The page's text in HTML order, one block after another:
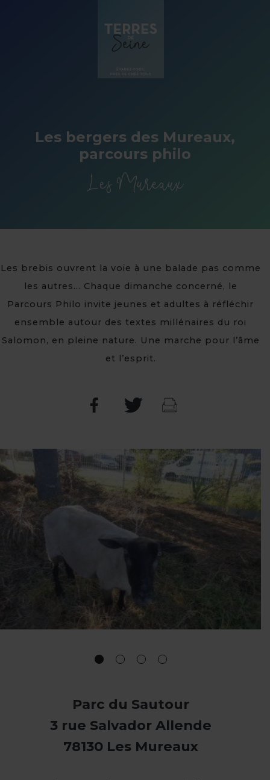
Les bergers des Mureaux,
parcours philo
Les Mureaux
Les brebis ouvrent la voie à une balade pas comme
les autres… Chaque dimanche concerné, le
Parcours Philo invite jeunes et adultes à réfléchir
ensemble autour des textes millénaires du roi
Salomon, en pleine nature. Une marche pour l’âme
et l’esprit.
Parc du Sautour
3 rue Salvador Allende
78130 Les Mureaux